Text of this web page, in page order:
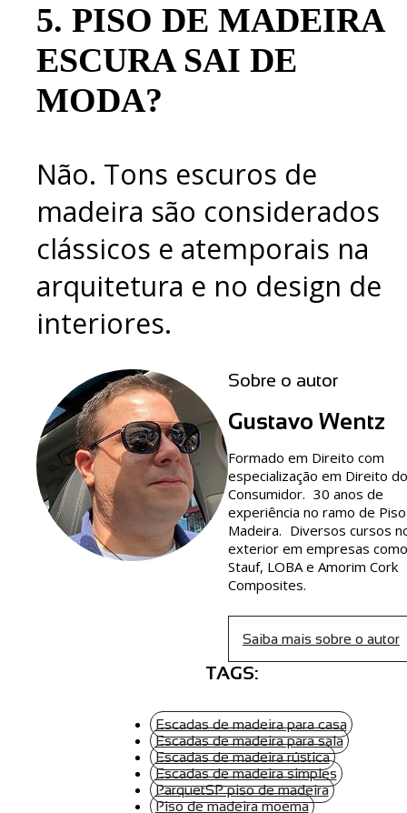
5. PISO DE MADEIRA
ESCURA SAI DE
MODA?
Não. Tons escuros de
madeira são considerados
clássicos e atemporais na
arquitetura e no design de
interiores.
Sobre o autor
Gustavo Wentz
Formado em Direito com
especialização em Direito do
Consumidor. 30 anos de
experiência no ramo de
Madeira. Diversos cursos
exterior em empresas como
Stauf, LOBA e Amorim Cork
Composites.
Saiba mais sobre o autor
TAGS:
Escadas de madeira para casa
Escadas de madeira para sala
Escadas de madeira rústica
Escadas de madeira simples
ParquetSP piso de madeira
Piso de madeira moema